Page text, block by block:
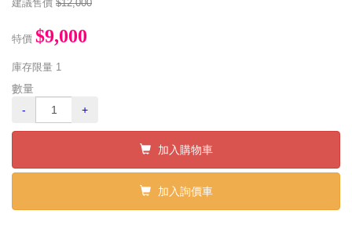
建議售價 $12,000
特價 $9,000
庫存限量 1
數量
-
+
加入購物車
加入詢價車